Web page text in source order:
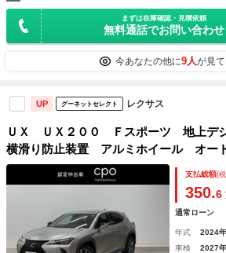
まずは在庫確認・見積依頼
無料通話でお問い合わせ
今あなたの他に9人が見
UP グーネットセレクト レクサス
ＵＸ ＵＸ２００ Ｆスポーツ 地上デ
横滑り防止装置 アルミホイール オー
Ｖ 記録簿 ＬＥＤヘッドライト Ｂカ
リーナビ スマートキー ＥＴＣ 盗難
支払総額(
350.6
通常ローン
年式 2024年
車検
2027